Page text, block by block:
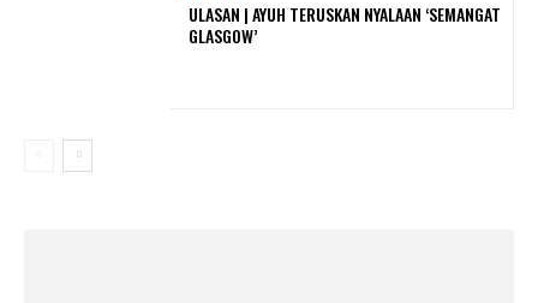
ULASAN | AYUH TERUSKAN NYALAAN ‘SEMANGAT
GLASGOW’